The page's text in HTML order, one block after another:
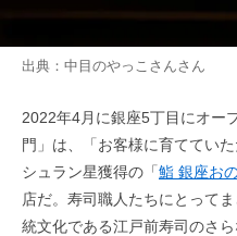
出典： 中目のやっこさんさん
2022年4月に銀座5丁目にオー
門」は、「お客様に育ててい
シュラン星獲得の「鮨 銀座お
店だ。寿司職人たちにとって
統文化である江戸前寿司のさ